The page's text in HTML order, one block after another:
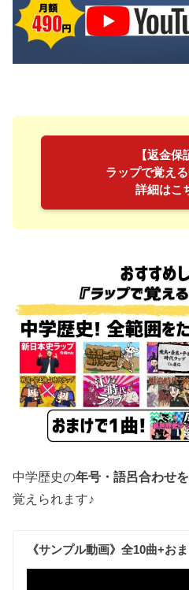
【返金保
ラップで覚える
詳細はこ
中学歴史の年号・語呂合わせ
覚えられます♪
《サンプル動画》全10曲+お